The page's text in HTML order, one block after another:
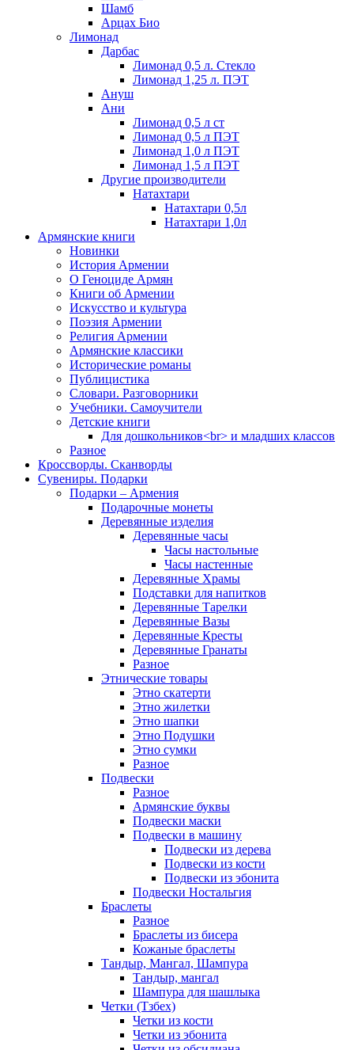
Шамб
Арцах Био
Лимонад
Дарбас
Лимонад 0,5 л. Стекло
Лимонад 1,25 л. ПЭТ
Ануш
Ани
Лимонад 0,5 л ст
Лимонад 0,5 л ПЭТ
Лимонад 1,0 л ПЭТ
Лимонад 1,5 л ПЭТ
Другие производители
Натахтари
Натахтари 0,5л
Натахтари 1,0л
Армянские книги
Новинки
История Армении
О Геноциде Армян
Книги об Армении
Иcкусство и культура
Поэзия Армении
Религия Армении
Армянские классики
Исторические романы
Публицистика
Словари. Разговорники
Учебники. Самоучители
Детские книги
Для дошкольников<br> и младших классов
Разное
Кроссворды. Сканворды
Сувениры. Подарки
Подарки – Армения
Подарочные монеты
Деревянные изделия
Деревянные часы
Часы настольные
Часы настенные
Деревянные Храмы
Подставки для напитков
Деревянные Тарелки
Деревянные Вазы
Деревянные Кресты
Деревянные Гранаты
Разное
Этнические товары
Этно скатерти
Этно жилетки
Этно шапки
Этно Подушки
Этно сумки
Разное
Подвески
Разное
Армянские буквы
Подвески маски
Подвески в машину
Подвески из дерева
Подвески из кости
Подвески из эбонита
Подвески Ностальгия
Браслеты
Разное
Браслеты из бисера
Кожаные браслеты
Тандыр, Мангал, Шампура
Тандыр, мангал
Шампура для шашлыка
Четки (Тзбех)
Четки из кости
Четки из эбонита